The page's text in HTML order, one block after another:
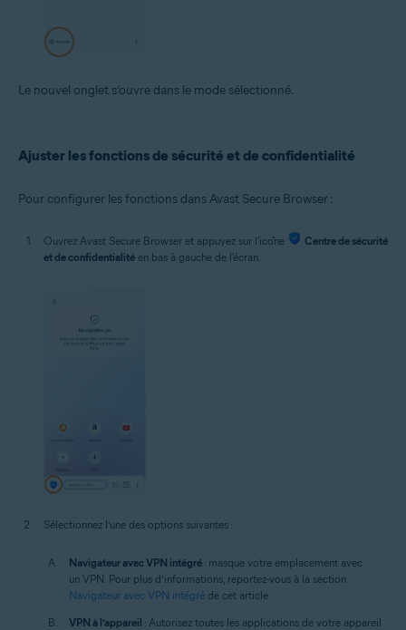
Le nouvel onglet s’ouvre dans le mode sélectionné.
Ajuster les fonctions de sécurité et de confidentialité
Pour configurer les fonctions dans Avast Secure Browser :
Ouvrez Avast Secure Browser et appuyez sur l'icône
Centre de sécurité
et de confidentialité en bas à gauche de l'écran.
Sélectionnez l’une des options suivantes :
Navigateur avec VPN intégré : masque votre emplacement avec
un VPN. Pour plus d’informations, reportez-vous à la section
Navigateur avec VPN intégré de cet article.
VPN à l’appareil : Autorisez toutes les applications de votre appareil